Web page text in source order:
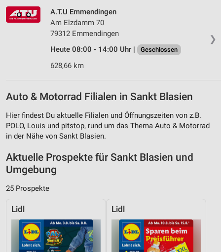
❯
A.T.U Emmendingen
Am Elzdamm 70
79312 Emmendingen
Heute 08:00 - 14:00 Uhr |
Geschlossen
628,66 km
Auto & Motorrad Filialen in Sankt Blasien
Hier findest Du aktuelle Filialen und Öffnungszeiten von z.B.
POLO, Louis und pitstop, rund um das Thema Auto & Motorrad
in der Nähe von Sankt Blasien.
Aktuelle Prospekte für Sankt Blasien und
Umgebung
25 Prospekte
Lidl Lidl